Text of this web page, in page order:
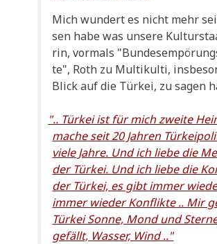
Mich wun­dert es nicht mehr
sen habe was unse­re
rin, vor­mals
te", Roth zu Mul­ti­kul­ti,
Blick auf die Tür­kei, zu sagen
".. Tür­kei ist für mich zwei­te
mache seit 20 Jah­ren
vie­le Jah­re. Und ich lie­be die
der Tür­kei. Und ich lie­be die
der Tür­kei, es gibt immer
immer wie­der Kon­flik­te .. Mir
Tür­kei Son­ne, Mond und
gefällt, Was­ser, Wind .."